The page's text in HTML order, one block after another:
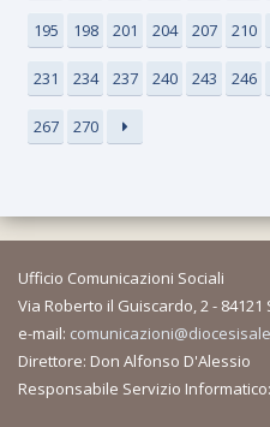
195 198 201 204 207 210
231 234 237 240 243 246
267 270
Ufficio Comunicazioni Sociali
Via Roberto il Guiscardo, 2 - 84121
e-mail:
Direttore: Don Alfonso D'Alessio
Responsabile Servizio